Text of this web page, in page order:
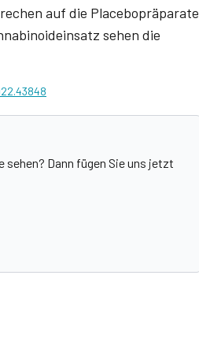
auf die Placebopräparate
sehen die
Dann fügen Sie uns jetzt